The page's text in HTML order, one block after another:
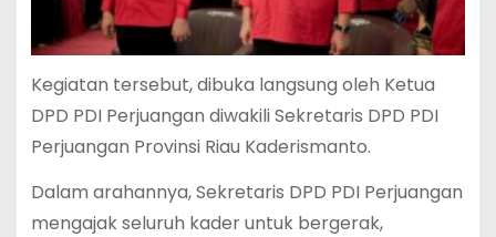
Kegiatan tersebut, dibuka langsung oleh Ketua
DPD PDI Perjuangan diwakili Sekretaris DPD PDI
Perjuangan Provinsi Riau Kaderismanto.
Dalam arahannya, Sekretaris DPD PDI Perjuangan
mengajak seluruh kader untuk bergerak,